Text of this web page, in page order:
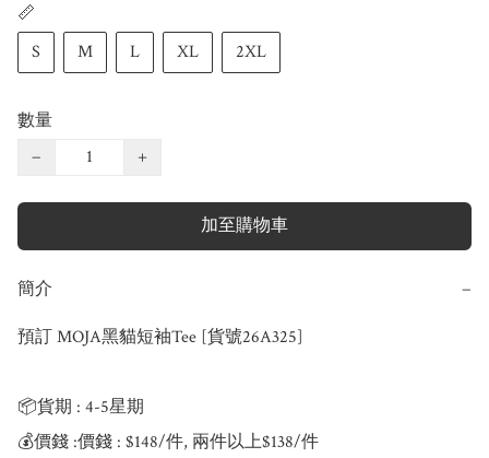
📏
S
M L XL 2XL
數量
−
+
加至購物車
簡介 −
預訂 MOJA黑貓短袖Tee [貨號26A325]
📦貨期 : 4-5星期
💰價錢 :價錢 : $148/件, 兩件以上$138/件